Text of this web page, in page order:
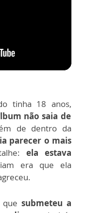
tinha 18 anos,
não saia de
de dentro da
parecer o mais
ela estava
era que ela
submeteu a